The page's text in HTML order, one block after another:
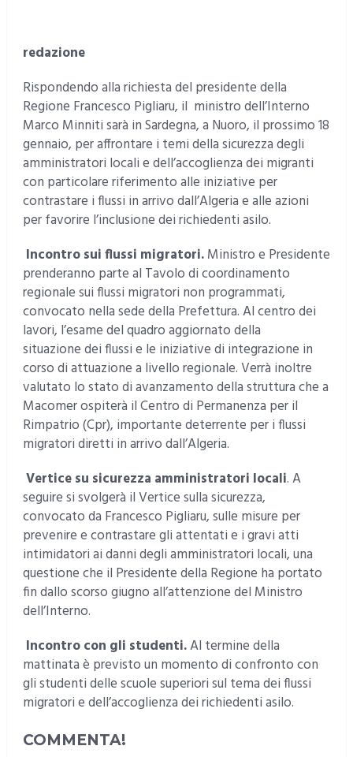
redazione
Rispondendo alla richiesta del presidente della
Regione Francesco Pigliaru, il ministro dell’Interno
Marco Minniti sarà in Sardegna, a Nuoro, il prossimo 18
gennaio, per affrontare i temi della sicurezza degli
amministratori locali e dell’accoglienza dei migranti
con particolare riferimento alle iniziative per
contrastare i flussi in arrivo dall’Algeria e alle azioni
per favorire l’inclusione dei richiedenti asilo.
Incontro sui flussi migratori.Ministro e Presidente
prenderanno parte al Tavolo di coordinamento
regionale sui flussi migratori non programmati,
convocato nella sede della Prefettura. Al centro dei
lavori, l’esame del quadro aggiornato della
situazione dei flussi e le iniziative di integrazione in
corso di attuazione a livello regionale. Verrà inoltre
valutato lo stato di avanzamento della struttura che a
Macomer ospiterà il Centro di Permanenza per il
Rimpatrio (Cpr), importante deterrente per i flussi
migratori diretti in arrivo dall’Algeria.
Vertice su sicurezza amministratori locali. A
seguire si svolgerà il Vertice sulla sicurezza,
convocato da Francesco Pigliaru, sulle misure per
prevenire e contrastare gli attentati e i gravi atti
intimidatori ai danni degli amministratori locali, una
questione che il Presidente della Regione ha portato
fin dallo scorso giugno all’attenzione del Ministro
dell’Interno.
Incontro con gli studenti.Al termine della
mattinata è previsto un momento di confronto con
gli studenti delle scuole superiori sul tema dei flussi
migratori e dell’accoglienza dei richiedenti asilo.
COMMENTA!